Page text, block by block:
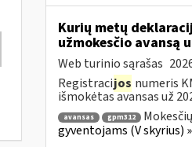
Kurių metų
užmokesčio avansą
Web turinio sąrašas
Registracijos numeris
išmokėtas avansas už
avansas gpm312
gyventojams (V skyrius)